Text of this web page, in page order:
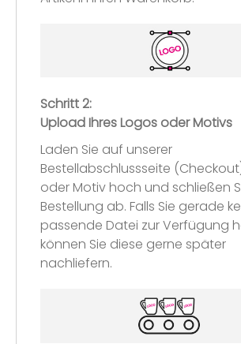
Schritt 2:
Upload Ihres Logos oder Motivs
Laden Sie auf unserer
Bestellabschlussseite
oder Motiv hoch und schließen
Bestellung ab. Falls Sie gerade
passende Datei zur Verfügung
können Sie diese gerne später
nachliefern.